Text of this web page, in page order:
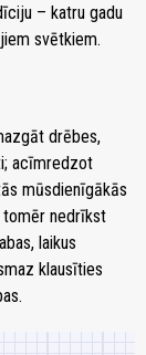
– katru gadu
svētkiem.
drēbes,
acīmredzot
mūsdienīgākās
tomēr nedrīkst
laikus
klausīties